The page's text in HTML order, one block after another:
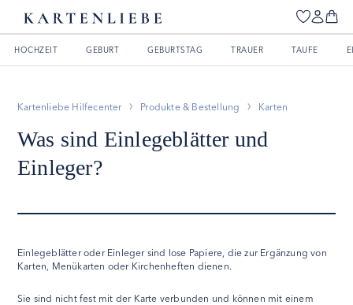
HOCHZEIT GEBURT GEBURTSTAG TRAUER TAUFE
Kartenliebe Hilfecenter Produkte & Bestellung Karten
Was sind Einlegeblätter und
Einleger?
Einlegeblätter oder Einleger sind lose Papiere, die zur Ergänzung von
Karten, Menükarten oder Kirchenheften dienen.
Sie sind nicht fest mit der Karte verbunden und können mit einem